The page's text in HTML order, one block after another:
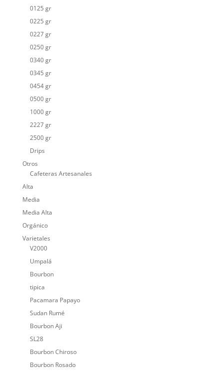
0125 gr
0225 gr
0227 gr
0250 gr
0340 gr
0345 gr
0454 gr
0500 gr
1000 gr
2227 gr
2500 gr
Drips
Otros
Cafeteras Artesanales
Alta
Media
Media Alta
Orgánico
Varietales
V2000
Umpalá
Bourbon
tipica
Pacamara Papayo
Sudan Rumé
Bourbon Aji
SL28
Bourbon Chiroso
Bourbon Rosado